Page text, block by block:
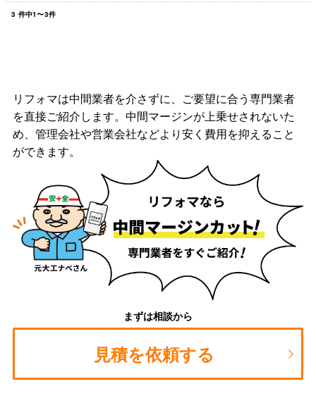
3 件中1〜3件
リフォマは中間業者を介さずに、ご要望に合う専門業者
を直接ご紹介します。中間マージンが上乗せされないた
め、管理会社や営業会社などより安く費用を抑えること
ができます。
まずは相談から
見積を依頼する